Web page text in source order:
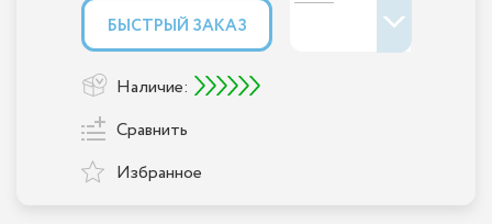
БЫСТРЫЙ ЗАКАЗ
Наличие:
Сравнить
Избранное